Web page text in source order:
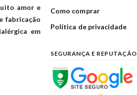
amor e
fabricação
em
Como comprar
Política de privacidade
SEGURANÇA E REPUTAÇÃO